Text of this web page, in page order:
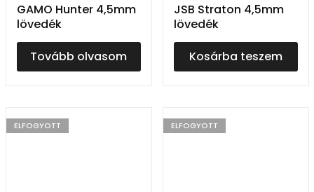
GAMO Hunter 4,5mm
lövedék
Tovább olvasom
JSB Straton 4,5mm
lövedék
Kosárba teszem
ELFOGYOTT ELFOGYOTT